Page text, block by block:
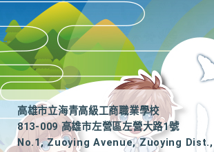
高雄市立海青高級工商職業學校
813-009 高雄市左營區左營大路1號
No.1, Zuoying Avenue, Zuoying